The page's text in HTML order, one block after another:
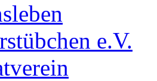
e.V.